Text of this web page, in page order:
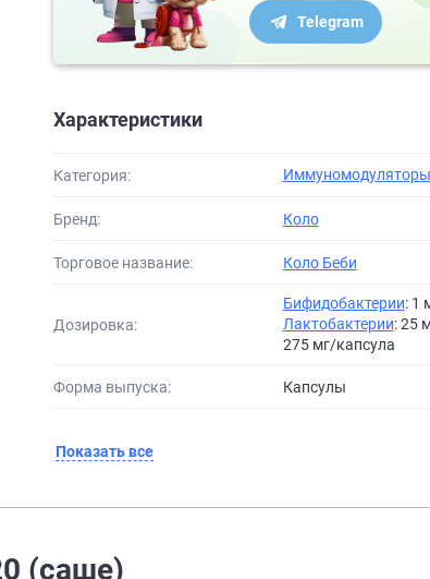
Telegram
Характеристики
Категория: Иммуномодуляторы
Бренд: Коло
Торговое название: Коло Беби
Дозировка:
Бифидобактерии: 1
Лактобактерии: 25
275 мг/капсула
Форма выпуска: Капсулы
Показать все
(саше)